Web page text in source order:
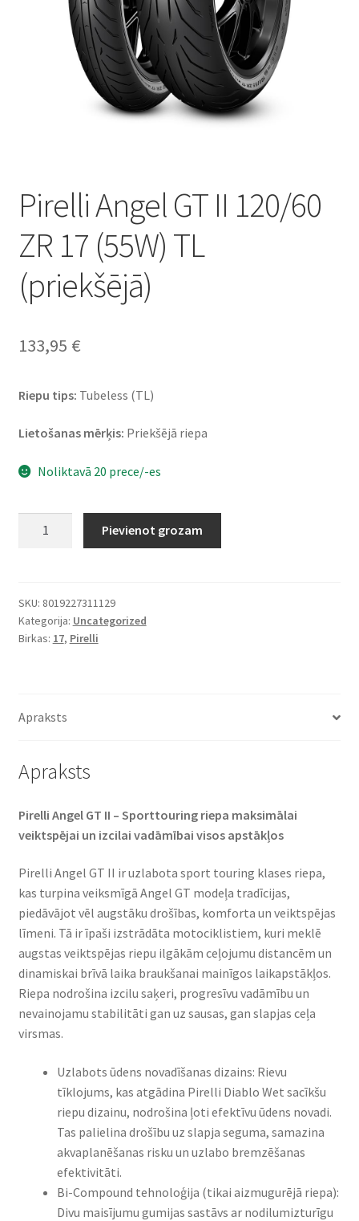
Pirelli Angel GT II 120/60
ZR 17 (55W) TL
(priekšējā)
133,95 €
Riepu tips: Tubeless (TL)
Lietošanas mērķis: Priekšējā riepa
Noliktavā 20 prece/-es
120/60
ZR
17
daudzums
Pievienot grozam
SKU: 8019227311129
Kategorija: Uncategorized
Birkas: 17, Pirelli
Apraksts
Apraksts
Pirelli Angel GT II – Sporttouring riepa maksimālai
veiktspējai un izcilai vadāmībai visos apstākļos
Pirelli Angel GT II ir uzlabota sport touring klases riepa,
kas turpina veiksmīgā Angel GT modeļa tradīcijas,
piedāvājot vēl augstāku drošības, komforta un veiktspējas
līmeni. Tā ir īpaši izstrādāta motociklistiem, kuri meklē
augstas veiktspējas riepu ilgākām ceļojumu distancēm un
dinamiskai brīvā laika braukšanai mainīgos laikapstākļos.
Riepa nodrošina izcilu saķeri, progresīvu vadāmību un
nevainojamu stabilitāti gan uz sausas, gan slapjas ceļa
virsmas.
Uzlabots ūdens novadīšanas dizains: Rievu
tīklojums, kas atgādina Pirelli Diablo Wet sacīkšu
riepu dizainu, nodrošina ļoti efektīvu ūdens novadi.
Tas palielina drošību uz slapja seguma, samazina
akvaplanēšanas risku un uzlabo bremzēšanas
efektivitāti.
Bi-Compound tehnoloģija (tikai aizmugurējā riepa):
Divu maisījumu gumijas sastāvs ar nodilumizturīgu